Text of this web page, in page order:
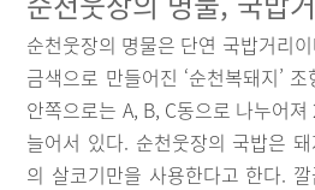
순천웃장의 명물은 단연 국밥거리
금색으로 만들어진 ‘순천복돼지’
안쪽으로는 A, B, C동으로 나누어
늘어서 있다. 순천웃장의 국밥은
의 살코기만을 사용한다고 한다.